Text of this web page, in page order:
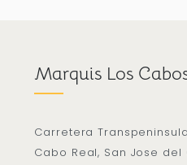
Marquis Los
Carretera
Cabo Real, San Jose del